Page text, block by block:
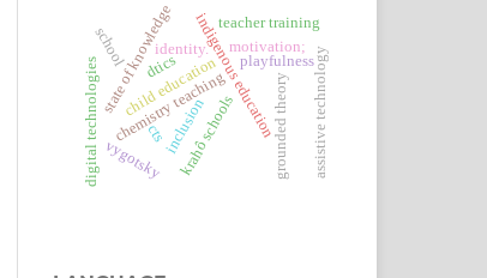
indigenous education
krahô schools
identity.
state of knowledge
school
digital technologies child education
chemistry teaching
vygotsky
cts grounded theory
inclusion
playfulnessassistive technology
teacher training
dtics
motivation;